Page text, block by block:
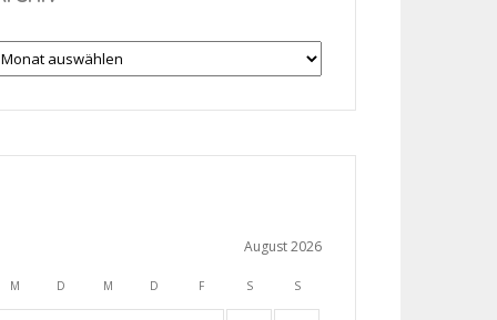
August 2026
M D M D F S S